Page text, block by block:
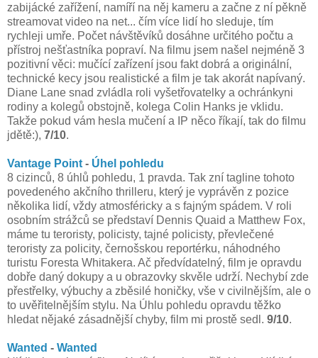
zabijácké zařížení, namíří na něj kameru a začne z ní pěkně
streamovat video na net... čím více lidí ho sleduje, tím
rychleji umře. Počet návštěvíků dosáhne určitého počtu a
přístroj nešťastníka popraví. Na filmu jsem našel nejméně 3
pozitivní věci: mučící zařízení jsou fakt dobrá a originální,
technické kecy jsou realistické a film je tak akorát napívaný.
Diane Lane snad zvládla roli vyšetřovatelky a ochránkyni
rodiny a kolegů obstojně, kolega Colin Hanks je vklidu.
Takže pokud vám hesla mučení a IP něco říkají, tak do filmu
jdětě:), 7/10.
Vantage Point - Úhel pohledu
8 cizinců, 8 úhlů pohledu, 1 pravda. Tak zní tagline tohoto
povedeného akčního thrilleru, který je vyprávěn z pozice
několika lidí, vždy atmosféricky a s fajným spádem. V roli
osobním strážců se představí Dennis Quaid a Matthew Fox,
máme tu teroristy, policisty, tajné policisty, převlečené
teroristy za policity, černošskou reportérku, náhodného
turistu Foresta Whitakera. Ač předvídatelný, film je opravdu
dobře daný dokupy a u obrazovky skvěle udrží. Nechybí zde
přestřelky, výbuchy a zběsilé honičky, vše v civilnějším, ale o
to uvěřitelnějším stylu. Na Úhlu pohledu opravdu těžko
hledat nějaké zásadnější chyby, film mi prostě sedl. 9/10.
Wanted - Wanted